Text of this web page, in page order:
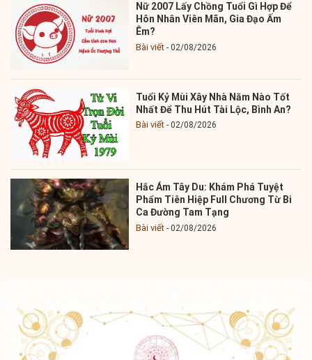
Nữ 2007 Lấy Chồng Tuổi Gì Hợp Để
Hôn Nhân Viên Mãn, Gia Đạo Ấm
Êm?
Bài viết 02/08/2026
Tuổi Kỷ Mùi Xây Nhà Năm Nào Tốt
Nhất Để Thu Hút Tài Lộc, Bình An?
Bài viết 02/08/2026
Hắc Ám Tây Du: Khám Phá Tuyệt
Phẩm Tiên Hiệp Full Chương Từ Bi
Ca Đường Tam Tạng
Bài viết 02/08/2026